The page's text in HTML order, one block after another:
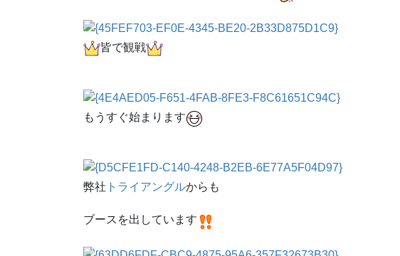
皆で観戦
もうすぐ始まります
弊社 トライアングルからも
ブースを出しています